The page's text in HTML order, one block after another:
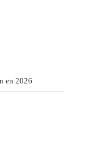
en 2026